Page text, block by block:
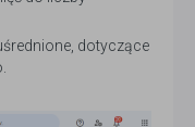
dotyczące